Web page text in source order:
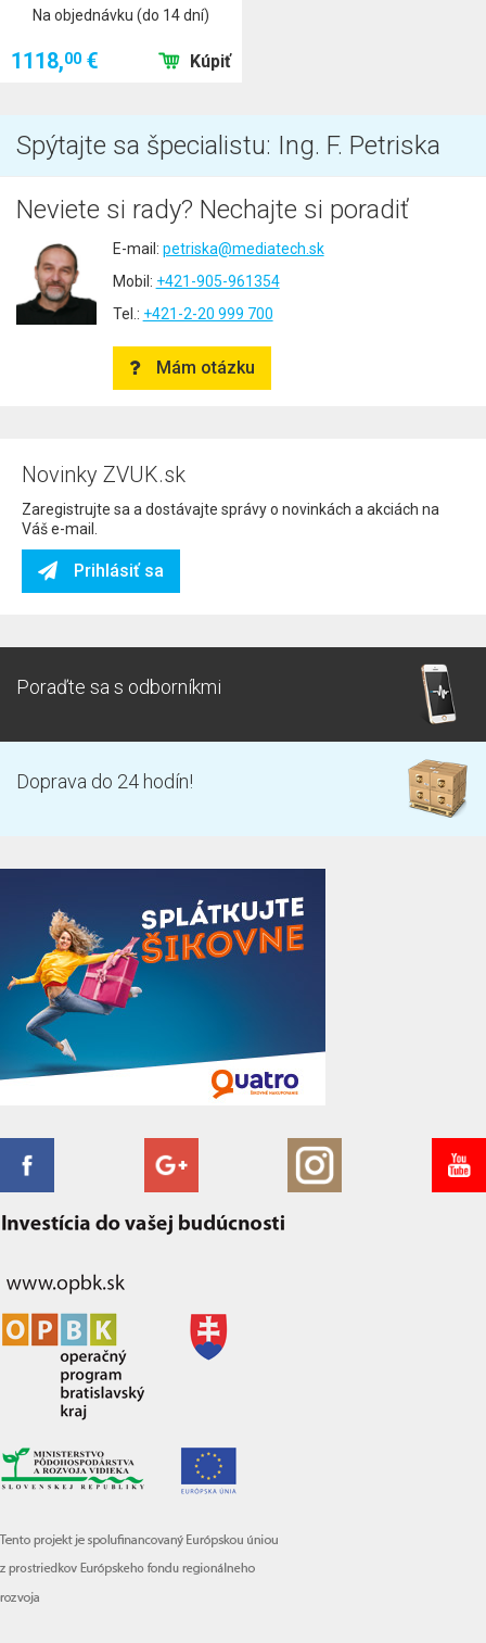
Na objednávku (do 14 dní)
1118,00 € Kúpiť
Spýtajte sa špecialistu: Ing. F. Petriska
Neviete si rady? Nechajte si poradiť
E-mail: petriska@mediatech.sk
Mobil: +421-905-961354
Tel.: +421-2-20 999 700
Mám otázku
Novinky ZVUK.sk
Zaregistrujte sa a dostávajte správy o novinkách a akciách na
Váš e-mail.
Prihlásiť sa
Poraďte sa s odborníkmi
Doprava do 24 hodín!